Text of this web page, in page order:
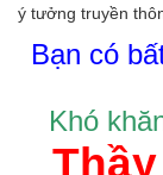
ý tưởng truyền
Bạn có
Khó